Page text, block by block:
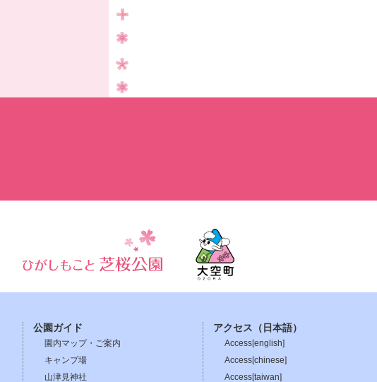
公園ガイド
園内マップ・ご案内
キャンプ場
山津見神社
アクセス（日本語）
Access[english]
Access[chinese]
Access[taiwan]